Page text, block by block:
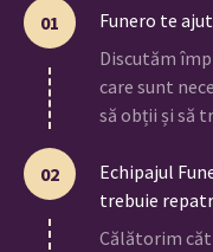
01
Funero te
Discutăm
care sunt
să obții și să
02
Echipajul
trebuie
Călătorim